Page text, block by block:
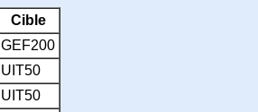
Cible
GEF200
UIT50
UIT50